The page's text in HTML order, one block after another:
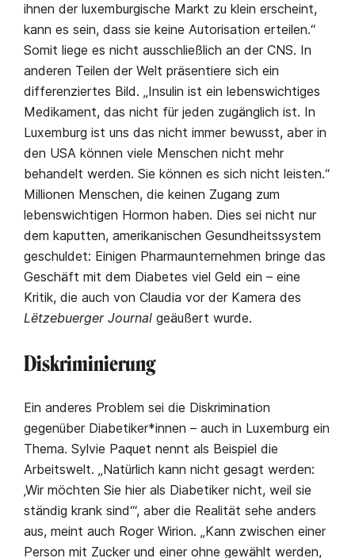
ihnen der luxemburgische Markt zu klein erscheint,
kann es sein, dass sie keine Autorisation erteilen.“
Somit liege es nicht ausschließlich an der CNS. In
anderen Teilen der Welt präsentiere sich ein
differenziertes Bild. „Insulin ist ein lebenswichtiges
Medikament, das nicht für jeden zugänglich ist. In
Luxemburg ist uns das nicht immer bewusst, aber in
den USA können viele Menschen nicht mehr
behandelt werden. Sie können es sich nicht leisten.“
Millionen Menschen, die keinen Zugang zum
lebenswichtigen Hormon haben. Dies sei nicht nur
dem kaputten, amerikanischen Gesundheitssystem
geschuldet: Einigen Pharmaunternehmen bringe das
Geschäft mit dem Diabetes viel Geld ein – eine
Kritik, die auch von Claudia vor der Kamera des
Lëtzebuerger Journal geäußert wurde.
Diskriminierung
Ein anderes Problem sei die Diskrimination
gegenüber Diabetiker*innen – auch in Luxemburg ein
Thema. Sylvie Paquet nennt als Beispiel die
Arbeitswelt. „Natürlich kann nicht gesagt werden:
‚Wir möchten Sie hier als Diabetiker nicht, weil sie
ständig krank sind‘“, aber die Realität sehe anders
aus, meint auch Roger Wirion. „Kann zwischen einer
Person mit Zucker und einer ohne gewählt werden,